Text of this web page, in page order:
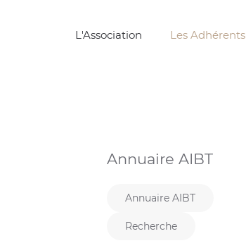
L'Association Les Adhérents
Annuaire AIBT
Annuaire AIBT
Recherche